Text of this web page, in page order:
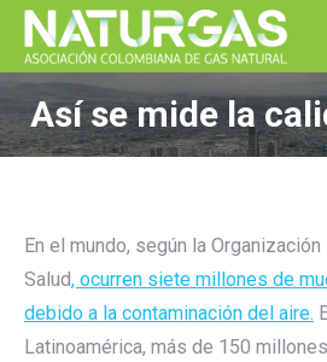
Así se mide la
En el mundo, según la
Salud, ocurren siete millones de
debido a la contaminación del aire.
Latinoamérica, más de 150